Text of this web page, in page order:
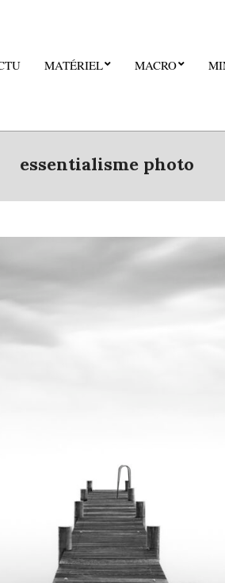
MATÉRIEL MACRO
essentialisme photo